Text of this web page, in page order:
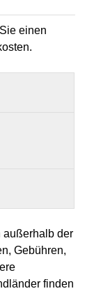
einen
außerhalb der
Gebühren,
finden